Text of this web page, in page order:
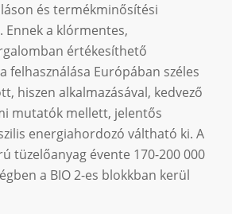
és termékminősítési
Ennek a klórmentes,
értékesíthető
felhasználása Európában széles
hiszen alkalmazásával, kedvező
mutatók mellett, jelentős
energiahordozó váltható ki. A
tüzelőanyag évente 170-200 000
a BIO 2-es blokkban kerül